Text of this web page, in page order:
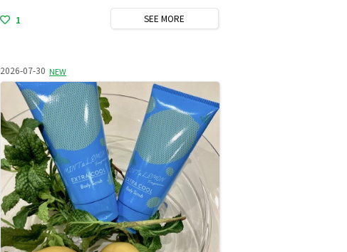
1 SEEMORE
2026-07-30 NEW